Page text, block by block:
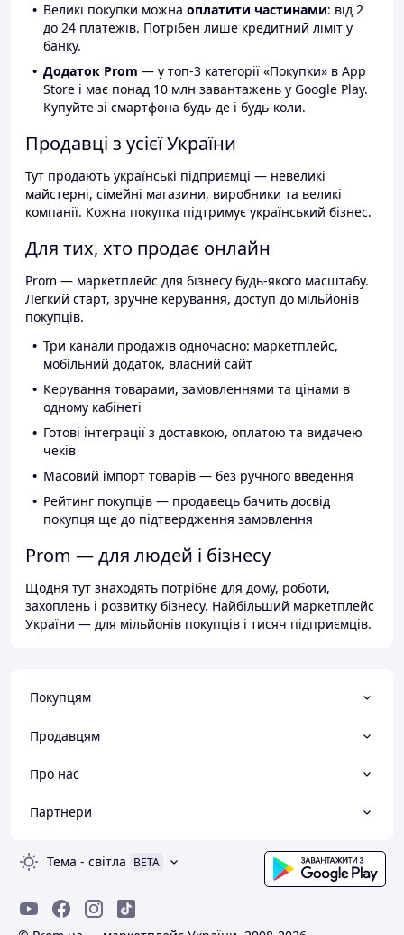
Великі покупки можна оплатити частинами: від 2
до 24 платежів. Потрібен лише кредитний ліміт у
банку.
Додаток Prom — у топ-3 категорії «Покупки» в App
Store і має понад 10 млн завантажень у Google Play.
Купуйте зі смартфона будь-де і будь-коли.
Продавці з усієї України
Тут продають українські підприємці — невеликі
майстерні, сімейні магазини, виробники та великі
компанії. Кожна покупка підтримує український бізнес.
Для тих, хто продає онлайн
Prom — маркетплейс для бізнесу будь-якого масштабу.
Легкий старт, зручне керування, доступ до мільйонів
покупців.
Три канали продажів одночасно: маркетплейс,
мобільний додаток, власний сайт
Керування товарами, замовленнями та цінами в
одному кабінеті
Готові інтеграції з доставкою, оплатою та видачею
чеків
Масовий імпорт товарів — без ручного введення
Рейтинг покупців — продавець бачить досвід
покупця ще до підтвердження замовлення
Prom — для людей і бізнесу
Щодня тут знаходять потрібне для дому, роботи,
захоплень і розвитку бізнесу. Найбільший маркетплейс
України — для мільйонів покупців і тисяч підприємців.
Покупцям
Продавцям
Про нас
Партнери
Тема - світла BETA